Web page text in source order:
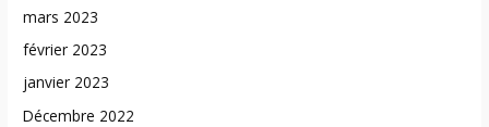
mars 2023
février 2023
janvier 2023
Décembre 2022